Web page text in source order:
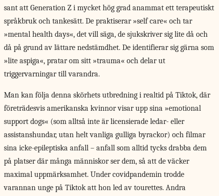
sant att Generation Z i mycket hög grad anammat ett terapeutiskt
språkbruk och tankesätt. De praktiserar »self care« och tar
»mental health days«, det vill säga, de sjukskriver sig lite då och
då på grund av lättare nedstämdhet. De identifierar sig gärna som
»lite aspiga«, pratar om sitt »trauma« och delar ut
triggervarningar till varandra.
Man kan följa denna skörhets utbredning i realtid på Tiktok, där
företrädesvis amerikanska kvinnor visar upp sina »emotional
support dogs« (som alltså inte är licensierade ledar- eller
assistanshundar, utan helt vanliga gulliga byrackor) och filmar
sina icke-epileptiska anfall – anfall som alltid tycks drabba dem
på platser där många människor ser dem, så att de väcker
maximal uppmärksamhet. Under covidpandemin trodde
varannan unge på Tiktok att hon led av tourettes. Andra